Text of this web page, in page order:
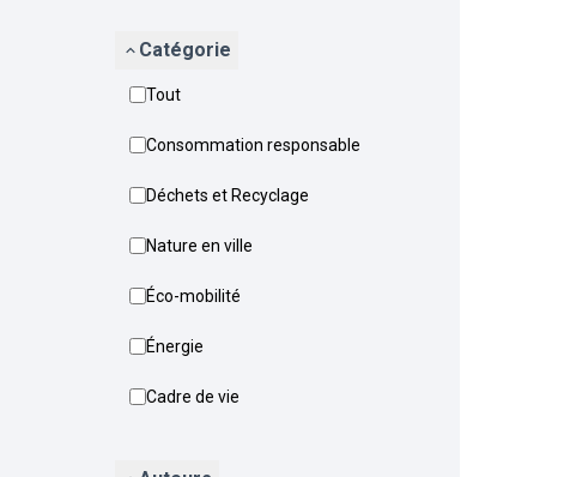
Catégorie
Tout
Consommation responsable
Déchets et Recyclage
Nature en ville
Éco-mobilité
Énergie
Cadre de vie